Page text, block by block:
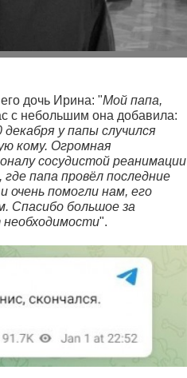
дочь Ирина: "Мой папа,
с небольшим она добавила:
у папы случился
кому. Огромная
сосудистой реанимации
папа провёл последние
очень помогли нам, его
Спасибо большое за
".